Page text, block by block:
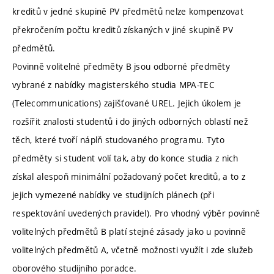
kreditů v jedné skupině PV předmětů nelze kompenzovat
překročením počtu kreditů získaných v jiné skupině PV
předmětů.
Povinně volitelné předměty B jsou odborné předměty
vybrané z nabídky magisterského studia MPA-TEC
(Telecommunications) zajišťované UREL. Jejich úkolem je
rozšířit znalosti studentů i do jiných odborných oblastí než
těch, které tvoří náplň studovaného programu. Tyto
předměty si student volí tak, aby do konce studia z nich
získal alespoň minimální požadovaný počet kreditů, a to z
jejich vymezené nabídky ve studijních plánech (při
respektování uvedených pravidel). Pro vhodný výběr povinně
volitelných předmětů B platí stejné zásady jako u povinně
volitelných předmětů A, včetně možnosti využít i zde služeb
oborového studijního poradce.